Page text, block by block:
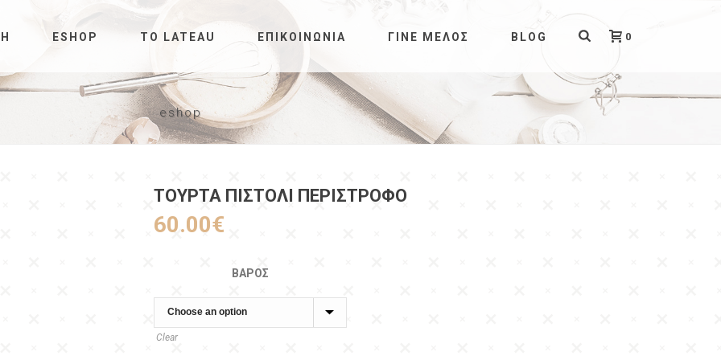
ESHOP ΤΟ LATEAU ΕΠΙΚΟΙΝΩΝΊΑ ΓΊΝΕ ΜΈΛΟΣ BLOG 0
eshop
ΤΟΥΡΤΑ ΠΙΣΤΟΛΙ ΠΕΡΙΣΤΡΟΦΟ
60.00€
ΒΆΡΟΣ
Clear